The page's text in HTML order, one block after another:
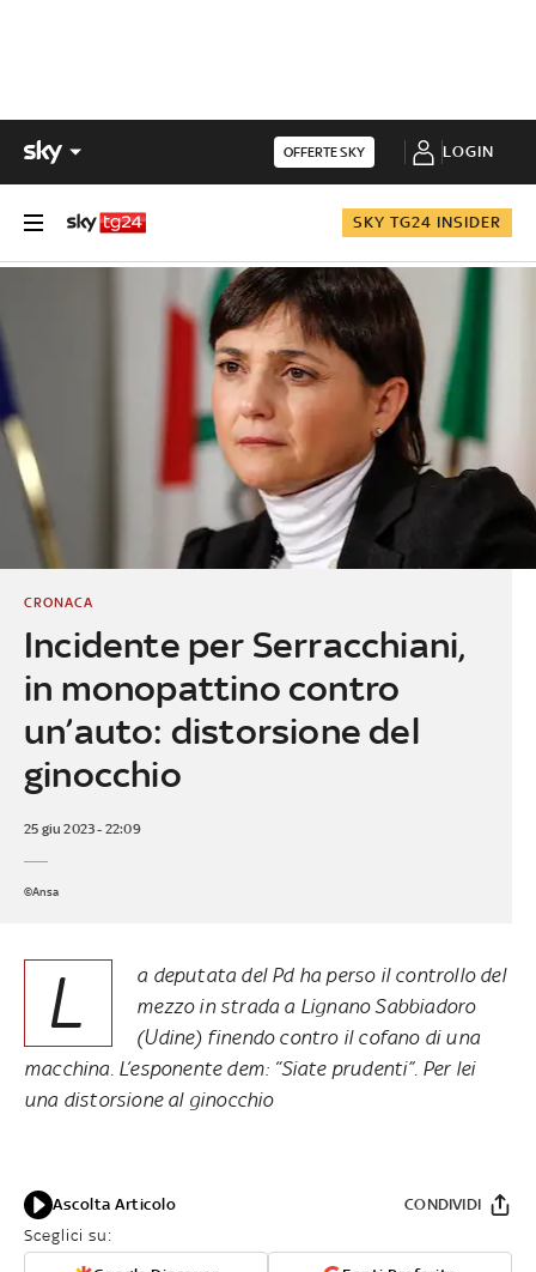
OFFERTE SKY LOGIN
SKY TG24 INSIDER
Incidente per Serracchiani,
in monopattino contro
un’auto: distorsione del
ginocchio
CRONACA
25 giu 2023 - 22:09
©Ansa
L
a deputata del Pd ha perso il controllo del
mezzo in strada a Lignano Sabbiadoro
(Udine) finendo contro il cofano di una
macchina. L’esponente dem: “Siate prudenti”. Per lei
una distorsione al ginocchio
Ascolta Articolo
Sceglici su:
CONDIVIDI